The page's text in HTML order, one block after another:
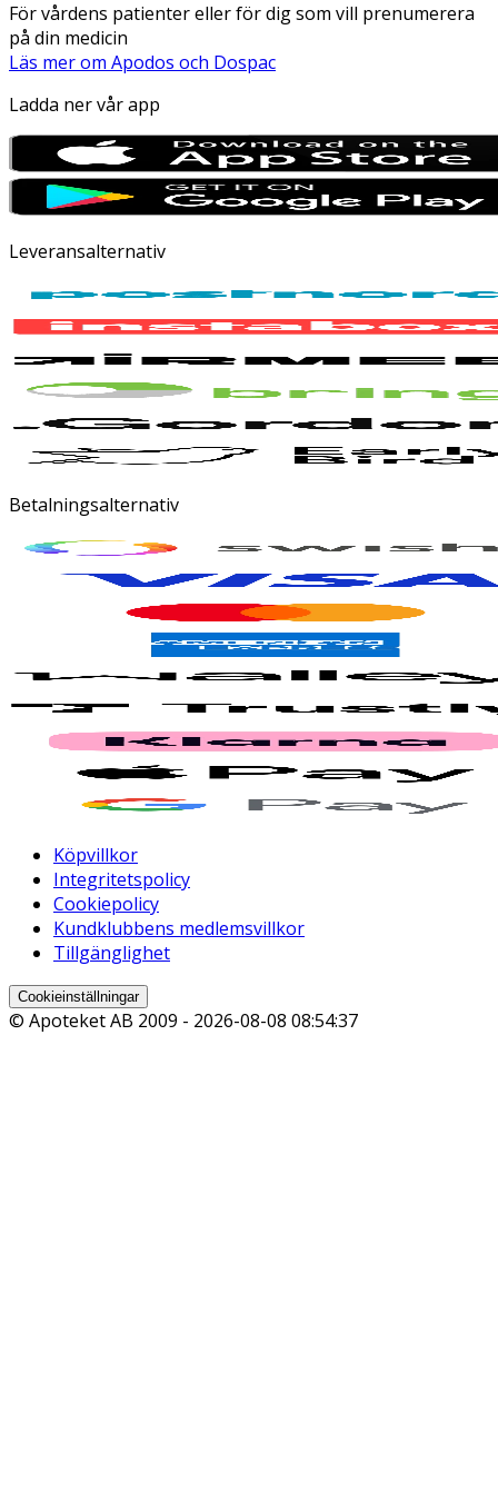
För vårdens patienter eller för dig som vill prenumerera
på din medicin
Läs mer om Apodos och Dospac
Ladda ner vår app
Leveransalternativ
Betalningsalternativ
Köpvillkor
Integritetspolicy
Cookiepolicy
Kundklubbens medlemsvillkor
Tillgänglighet
Cookieinställningar
© Apoteket AB 2009 - 2026-08-08 08:54:37